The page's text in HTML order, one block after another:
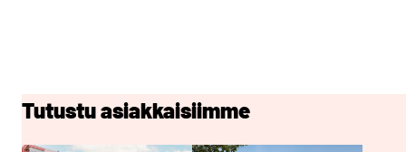
Tutustu asiakkaisiimme